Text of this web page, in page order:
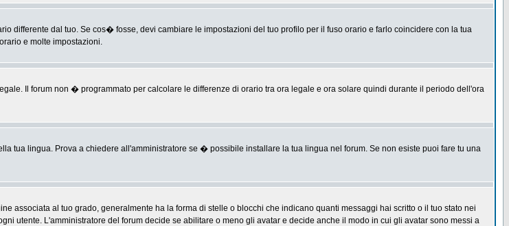
differente dal tuo. Se cos� fosse, devi cambiare le impostazioni del tuo profilo per il fuso orario e farlo coincidere con la tua
e molte impostazioni.
Il forum non � programmato per calcolare le differenze di orario tra ora legale e ora solare quindi durante il periodo dell'ora
tua lingua. Prova a chiedere all'amministratore se � possibile installare la tua lingua nel forum. Se non esiste puoi fare tu una
associata al tuo grado, generalmente ha la forma di stelle o blocchi che indicano quanti messaggi hai scritto o il tuo stato nei
utente. L'amministratore del forum decide se abilitare o meno gli avatar e decide anche il modo in cui gli avatar sono messi a